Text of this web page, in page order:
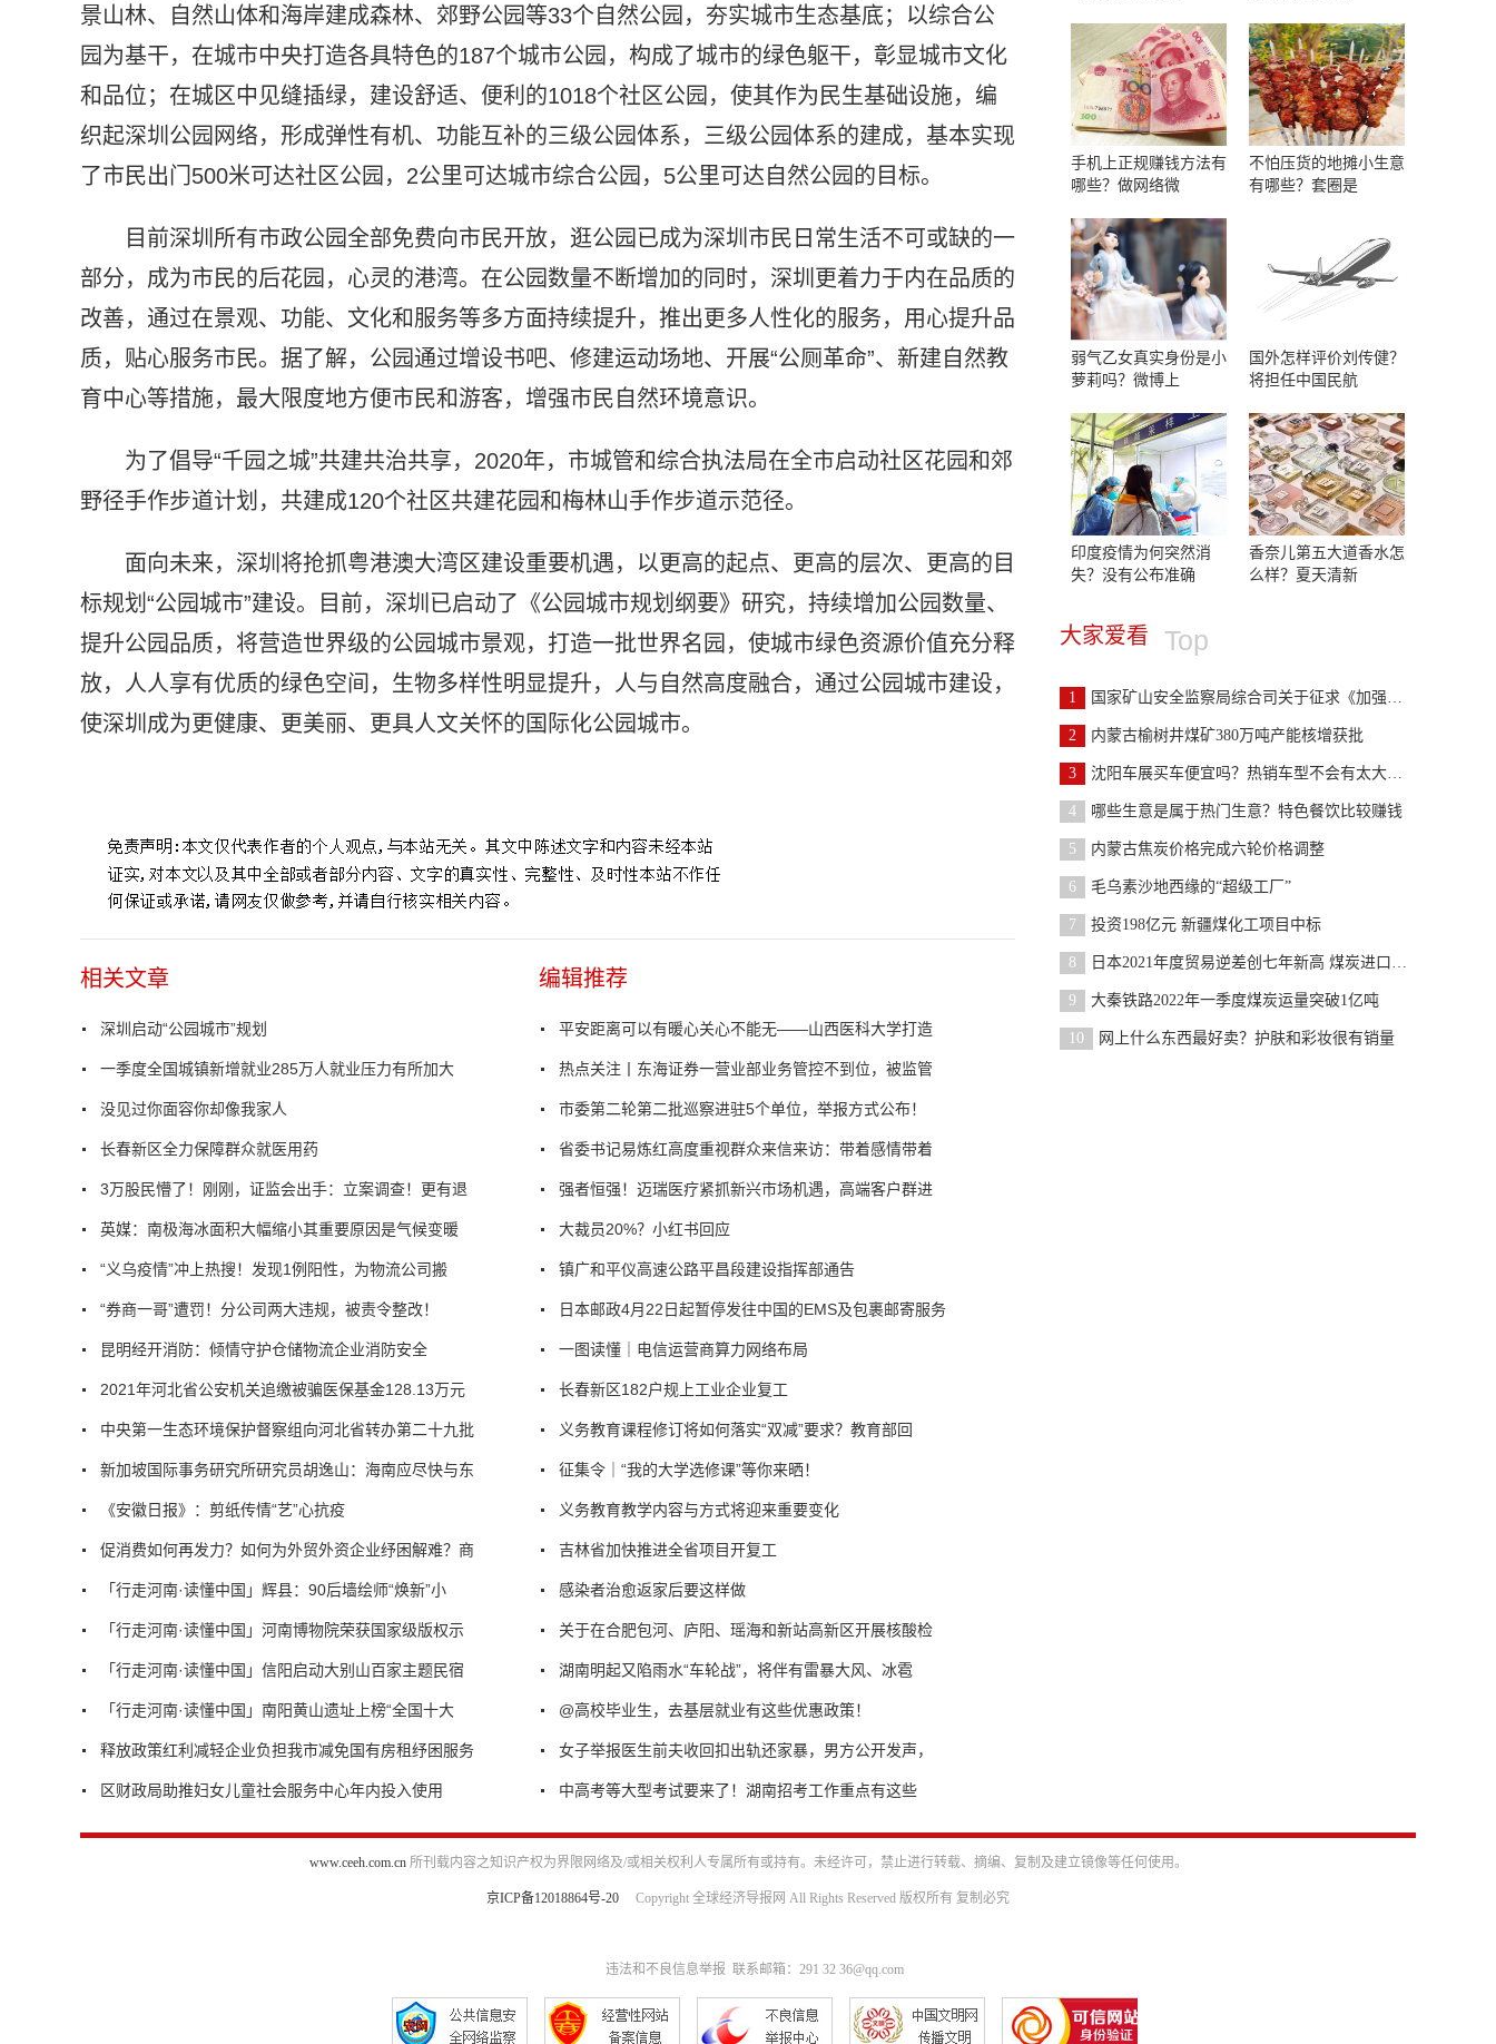
景山林、自然山体和海岸建成森林、郊野公园等33个自然公园，夯实城市生态基底；以综合公
园为基干，在城市中央打造各具特色的187个城市公园，构成了城市的绿色躯干，彰显城市文化
和品位；在城区中见缝插绿，建设舒适、便利的1018个社区公园，使其作为民生基础设施，编
织起深圳公园网络，形成弹性有机、功能互补的三级公园体系，三级公园体系的建成，基本实现
了市民出门500米可达社区公园，2公里可达城市综合公园，5公里可达自然公园的目标。
目前深圳所有市政公园全部免费向市民开放，逛公园已成为深圳市民日常生活不可或缺的一
部分，成为市民的后花园，心灵的港湾。在公园数量不断增加的同时，深圳更着力于内在品质的
改善，通过在景观、功能、文化和服务等多方面持续提升，推出更多人性化的服务，用心提升品
质，贴心服务市民。据了解，公园通过增设书吧、修建运动场地、开展“公厕革命”、新建自然教
育中心等措施，最大限度地方便市民和游客，增强市民自然环境意识。
为了倡导“千园之城”共建共治共享，2020年，市城管和综合执法局在全市启动社区花园和郊
野径手作步道计划，共建成120个社区共建花园和梅林山手作步道示范径。
面向未来，深圳将抢抓粤港澳大湾区建设重要机遇，以更高的起点、更高的层次、更高的目
标规划“公园城市”建设。目前，深圳已启动了《公园城市规划纲要》研究，持续增加公园数量、
提升公园品质，将营造世界级的公园城市景观，打造一批世界名园，使城市绿色资源价值充分释
放，人人享有优质的绿色空间，生物多样性明显提升，人与自然高度融合，通过公园城市建设，
使深圳成为更健康、更美丽、更具人文关怀的国际化公园城市。
相关文章
深圳启动“公园城市”规划
一季度全国城镇新增就业285万人就业压力有所加大
没见过你面容你却像我家人
长春新区全力保障群众就医用药
3万股民懵了！刚刚，证监会出手：立案调查！更有退
英媒：南极海冰面积大幅缩小其重要原因是气候变暖
“义乌疫情”冲上热搜！发现1例阳性，为物流公司搬
“券商一哥”遭罚！分公司两大违规，被责令整改！
昆明经开消防：倾情守护仓储物流企业消防安全
2021年河北省公安机关追缴被骗医保基金128.13万元
中央第一生态环境保护督察组向河北省转办第二十九批
新加坡国际事务研究所研究员胡逸山：海南应尽快与东
《安徽日报》：剪纸传情“艺”心抗疫
促消费如何再发力？如何为外贸外资企业纾困解难？商
「行走河南·读懂中国」辉县：90后墙绘师“焕新”小
「行走河南·读懂中国」河南博物院荣获国家级版权示
「行走河南·读懂中国」信阳启动大别山百家主题民宿
「行走河南·读懂中国」南阳黄山遗址上榜“全国十大
释放政策红利减轻企业负担我市减免国有房租纾困服务
区财政局助推妇女儿童社会服务中心年内投入使用
编辑推荐
平安距离可以有暖心关心不能无——山西医科大学打造
热点关注丨东海证券一营业部业务管控不到位，被监管
市委第二轮第二批巡察进驻5个单位，举报方式公布！
省委书记易炼红高度重视群众来信来访：带着感情带着
强者恒强！迈瑞医疗紧抓新兴市场机遇，高端客户群进
大裁员20%？小红书回应
镇广和平仪高速公路平昌段建设指挥部通告
日本邮政4月22日起暂停发往中国的EMS及包裹邮寄服务
一图读懂｜电信运营商算力网络布局
长春新区182户规上工业企业复工
义务教育课程修订将如何落实“双减”要求？教育部回
征集令｜“我的大学选修课”等你来晒！
义务教育教学内容与方式将迎来重要变化
吉林省加快推进全省项目开复工
感染者治愈返家后要这样做
关于在合肥包河、庐阳、瑶海和新站高新区开展核酸检
湖南明起又陷雨水“车轮战”，将伴有雷暴大风、冰雹
@高校毕业生，去基层就业有这些优惠政策！
女子举报医生前夫收回扣出轨还家暴，男方公开发声，
中高考等大型考试要来了！湖南招考工作重点有这些
手机上正规赚钱方法有
哪些？做网络微
不怕压货的地摊小生意
有哪些？套圈是
弱气乙女真实身份是小
萝莉吗？微博上
国外怎样评价刘传健？
将担任中国民航
印度疫情为何突然消
失？没有公布准确
香奈儿第五大道香水怎
么样？夏天清新
大家爱看 Top
1 国家矿山安全监察局综合司关于征求《加强煤矿实际控
2 内蒙古榆树井煤矿380万吨产能核增获批
3 沈阳车展买车便宜吗？热销车型不会有太大的折扣
4 哪些生意是属于热门生意？特色餐饮比较赚钱
5 内蒙古焦炭价格完成六轮价格调整
6 毛乌素沙地西缘的“超级工厂”
7 投资198亿元 新疆煤化工项目中标
8 日本2021年度贸易逆差创七年新高 煤炭进口增至2.1倍
9 大秦铁路2022年一季度煤炭运量突破1亿吨
10 网上什么东西最好卖？护肤和彩妆很有销量
www.ceeh.com.cn所刊载内容之知识产权为界限网络及/或相关权利人专属所有或持有。未经许可，禁止进行转载、摘编、复制及建立镜像等任何使用。
京ICP备12018864号-20 Copyright 全球经济导报网 All Rights Reserved 版权所有 复制必究
违法和不良信息举报 联系邮箱：291 32 36@qq.com